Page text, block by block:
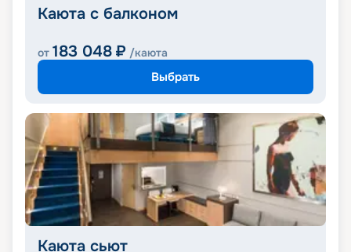
Каюта с балконом
от 183 048 ₽ /каюта
Выбрать
Каюта сьют